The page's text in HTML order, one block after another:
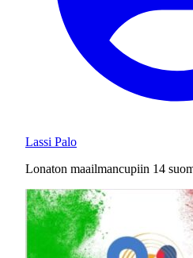
Lassi Palo
Lonaton maailmancupiin 14